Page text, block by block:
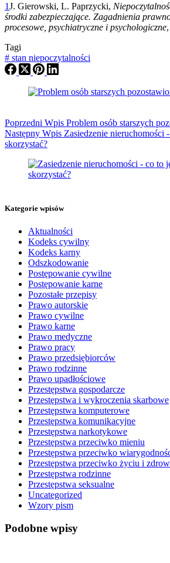
1J. Gierowski, L. Paprzycki,
środki zabezpieczające. Zagadnienia
procesowe, psychiatryczne i psychologiczne
Tagi
# stan niepoczytalności
Poprzedni Wpis Problem osób starszych
Następny Wpis Zasiedzenie nieruchomości
skorzystać?
Kategorie wpisów
Aktualności
Kodeks cywilny
Kodeks karny
Odszkodowanie
Postępowanie cywilne
Postępowanie karne
Pozostałe przepisy
Prawo autorskie
Prawo cywilne
Prawo karne
Prawo medyczne
Prawo pracy
Prawo przedsiębiorców
Prawo rodzinne
Prawo upadłościowe
Przestępstwa gospodarcze
Przestępstwa i wykroczenia skarbowe
Przestępstwa komputerowe
Przestępstwa komunikacyjne
Przestępstwa narkotykowe
Przestępstwa przeciwko mieniu
Przestępstwa przeciwko
Przestępstwa przeciwko życiu i
Przestępstwa rodzinne
Przestępstwa seksualne
Uncategorized
Wzory pism
Podobne wpisy